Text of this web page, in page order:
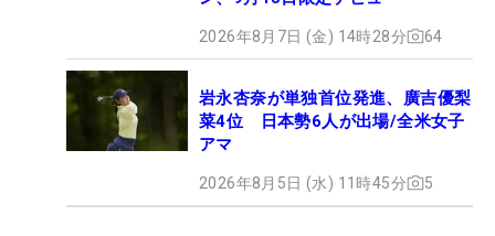
2026年8月7日 (金) 14時28分 64
岩永杏奈が単独首位発進、廣吉優梨
菜4位 日本勢6人が出場/全米女子
アマ
2026年8月5日 (水) 11時45分 5